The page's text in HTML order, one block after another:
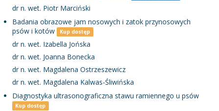
dr n. wet. Piotr Marciński
Badania obrazowe jam nosowych i zatok przynosowych
psów i kotów
Kup dostęp
dr n. wet. Izabella Jońska
dr n. wet. Joanna Bonecka
dr n. wet. Magdalena Ostrzeszewicz
dr n. wet. Magdalena Kalwas-Śliwińska
Diagnostyka ultrasonograficzna stawu ramiennego u psów
Kup dostęp